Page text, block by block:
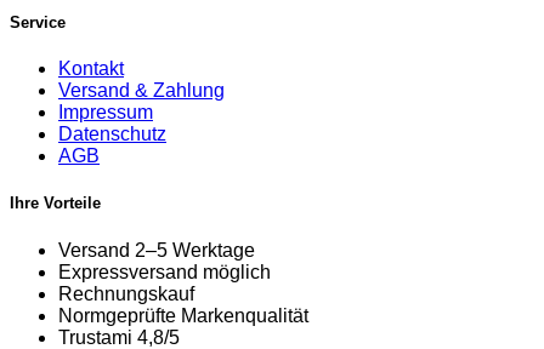
Service
Kontakt
Versand & Zahlung
Impressum
Datenschutz
AGB
Ihre Vorteile
Versand 2–5 Werktage
Expressversand möglich
Rechnungskauf
Normgeprüfte Markenqualität
Trustami 4,8/5